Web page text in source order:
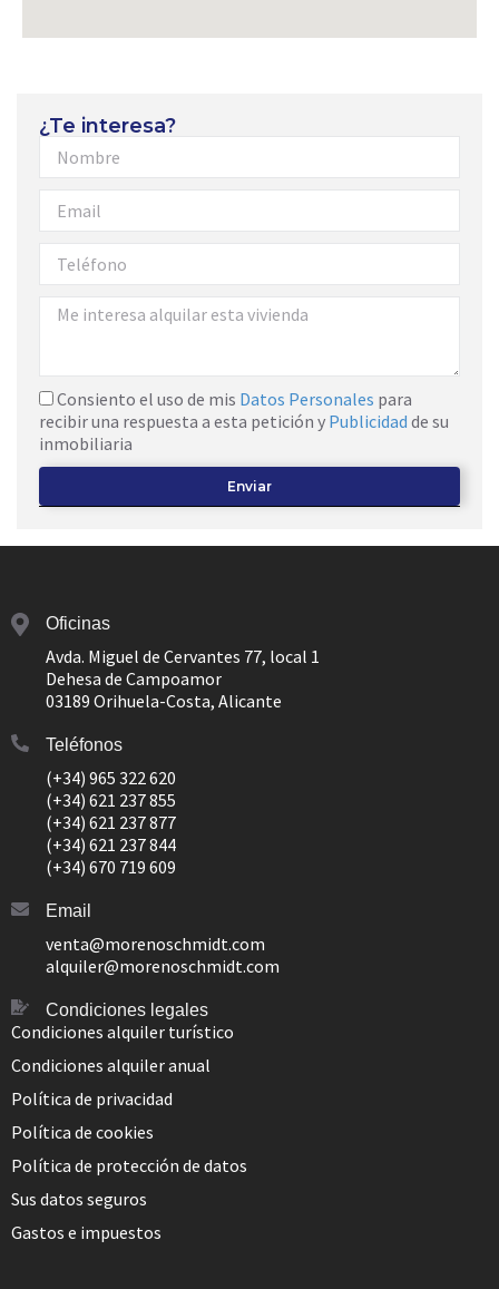
¿Te interesa?
Consiento el uso de mis Datos Personales para
recibir una respuesta a esta petición y Publicidad de su
inmobiliaria
Enviar
Oficinas
Avda. Miguel de Cervantes 77, local 1
Dehesa de Campoamor
03189 Orihuela-Costa, Alicante
Teléfonos
(+34) 965 322 620
(+34) 621 237 855
(+34) 621 237 877
(+34) 621 237 844
(+34) 670 719 609
Email
venta@morenoschmidt.com
alquiler@morenoschmidt.com
Condiciones legales
Condiciones alquiler turístico
Condiciones alquiler anual
Política de privacidad
Política de cookies
Política de protección de datos
Sus datos seguros
Gastos e impuestos